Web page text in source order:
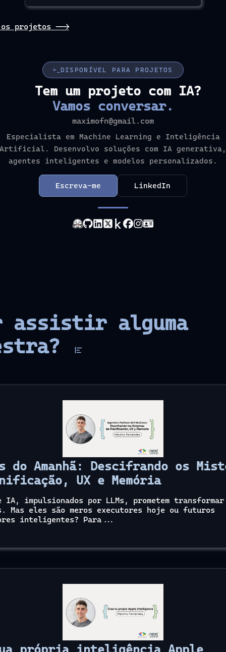
projetos -->
>_ DISPONÍVEL PARA PROJETOS
Tem um projeto com IA?
Vamos conversar.
maximofn@gmail.com
Especialista em Machine Learning e Inteligência
Artificial. Desenvolvo soluções com IA generativa,
agentes inteligentes e modelos personalizados.
Escreva-me LinkedIn
assistir alguma
do Amanhã: Descifrando os
UX e Memória
IA, impulsionados por LLMs, prometem transformar
Mas eles são meros executores hoje ou futuros
inteligentes? Para...